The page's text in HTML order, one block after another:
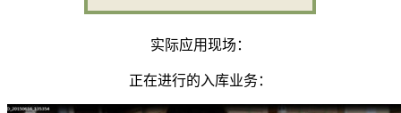
实际应用现场：
正在进行的入库业务：